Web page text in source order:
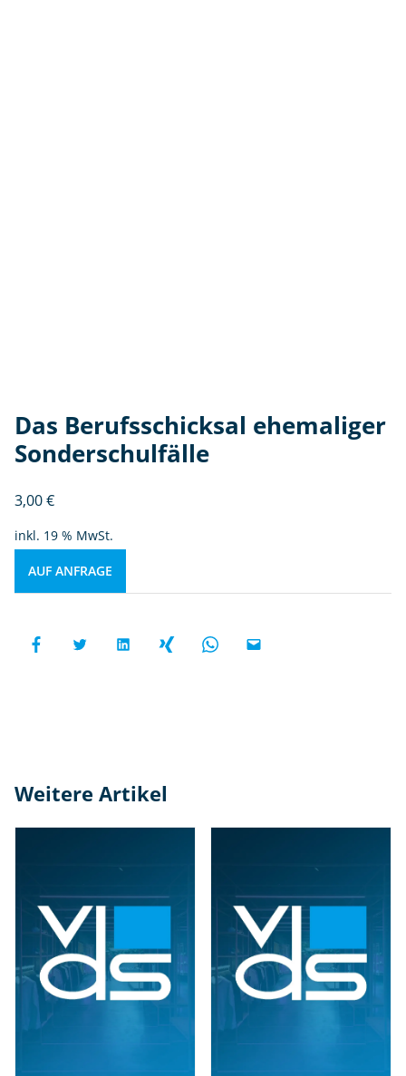
Das Berufsschicksal ehemaliger
Sonderschulfälle
3,00€
inkl. 19 % MwSt.
AUF ANFRAGE
Weitere Artikel